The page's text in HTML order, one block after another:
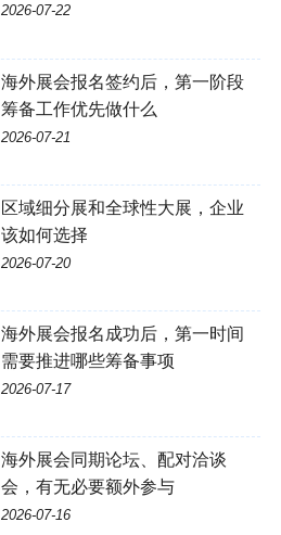
2026-07-22
海外展会报名签约后，第一阶段
筹备工作优先做什么
2026-07-21
区域细分展和全球性大展，企业
该如何选择
2026-07-20
海外展会报名成功后，第一时间
需要推进哪些筹备事项
2026-07-17
海外展会同期论坛、配对洽谈
会，有无必要额外参与
2026-07-16